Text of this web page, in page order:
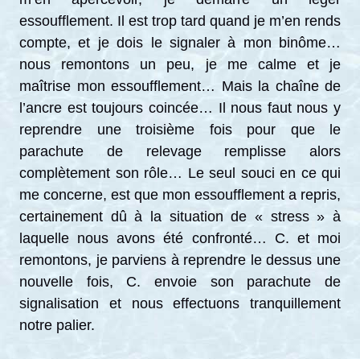
essoufflement. Il est trop tard quand je m’en rends
compte, et je dois le signaler à mon binôme…
nous remontons un peu, je me calme et je
maîtrise mon essoufflement… Mais la chaîne de
l’ancre est toujours coincée… Il nous faut nous y
reprendre une troisième fois pour que le
parachute de relevage remplisse alors
complètement son rôle… Le seul souci en ce qui
me concerne, est que mon essoufflement a repris,
certainement dû à la situation de « stress » à
laquelle nous avons été confronté… C. et moi
remontons, je parviens à reprendre le dessus une
nouvelle fois, C. envoie son parachute de
signalisation et nous effectuons tranquillement
notre palier.